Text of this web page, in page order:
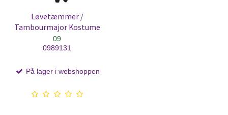
Løvetæmmer /
Tambourmajor Kostume
09
0989131
På lager i webshoppen